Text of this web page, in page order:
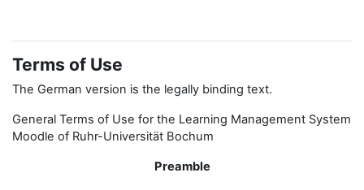
Terms of Use
The German version is the legally binding text.
General Terms of Use for the Learning Management System
Moodle of Ruhr-Universität Bochum
Preamble